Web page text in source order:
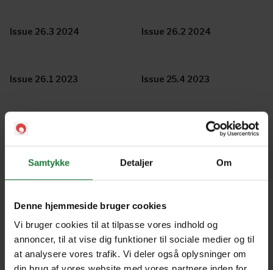
Samtykke Detaljer Om
Denne hjemmeside bruger cookies
Vi bruger cookies til at tilpasse vores indhold og
annoncer, til at vise dig funktioner til sociale medier og til
at analysere vores trafik. Vi deler også oplysninger om
Issue 26.3 2024 Issue 26.2 2024
Issue 26.1 2023 Issue 25.4 2023
Issue 25.3 2023 Annual Issue 25.2 2022
Issue #24.3 2022 Issue #24.2 2022